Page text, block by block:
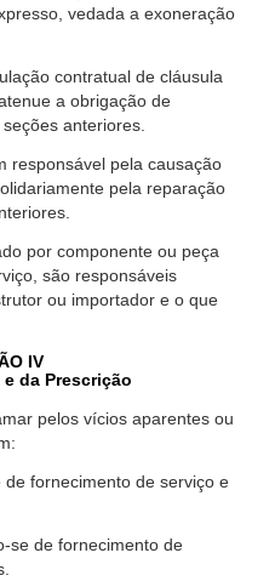
vedada a exoneração
contratual de cláusula
a obrigação de
anteriores.
responsável pela causação
pela reparação
por componente ou peça
são responsáveis
ou importador e o que
IV
da Prescrição
pelos vícios aparentes ou
fornecimento de serviço e
se de fornecimento de